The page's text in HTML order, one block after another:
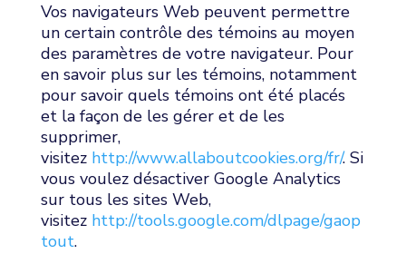
Vos navigateurs Web peuvent permettre
un certain contrôle des témoins au moyen
des paramètres de votre navigateur. Pour
en savoir plus sur les témoins, notamment
pour savoir quels témoins ont été placés
et la façon de les gérer et de les
supprimer,
visitez http://www.allaboutcookies.org/fr/. Si
vous voulez désactiver Google Analytics
sur tous les sites Web,
visitez http://tools.google.com/dlpage/gaop
tout.